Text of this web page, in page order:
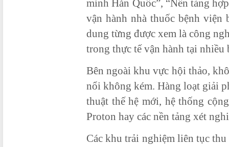
minh Hàn Quốc”, “Nền tảng
vận hành nhà thuốc bệnh
dung từng được xem là công
trong thực tế vận hành tại nhiều
Bên ngoài khu vực hội thảo,
nổi không kém. Hàng loạt giải
thuật thế hệ mới, hệ thống
Proton hay các nền tảng xét
Các khu trải nghiệm liên tục